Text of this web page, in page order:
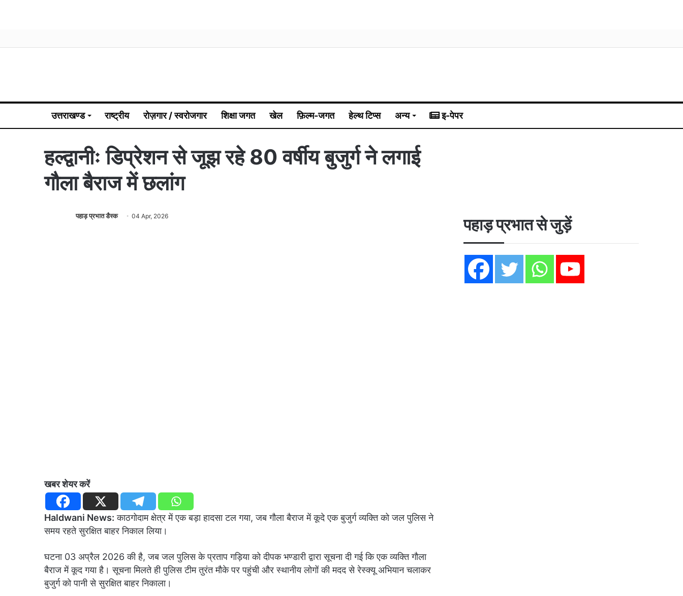
उत्तराखण्ड राष्ट्रीय रोज़गार / स्वरोजगार शिक्षा जगत खेल फ़िल्म-जगत हेल्थ टिप्स अन्य इ-पेपर
हल्द्वानीः डिप्रेशन से जूझ रहे 80 वर्षीय बुजुर्ग ने लगाई
गौला बैराज में छलांग
पहाड़ प्रभात डैस्क 04 Apr, 2026
खबर शेयर करें
Haldwani News: काठगोदाम क्षेत्र में एक बड़ा हादसा टल गया, जब गौला बैराज में कूदे एक बुजुर्ग व्यक्ति को जल पुलिस ने
समय रहते सुरक्षित बाहर निकाल लिया।
घटना 03 अप्रैल 2026 की है, जब जल पुलिस के प्रताप गड़िया को दीपक भण्डारी द्वारा सूचना दी गई कि एक व्यक्ति गौला
बैराज में कूद गया है। सूचना मिलते ही पुलिस टीम तुरंत मौके पर पहुंची और स्थानीय लोगों की मदद से रेस्क्यू अभियान चलाकर
बुजुर्ग को पानी से सुरक्षित बाहर निकाला।
पहाड़ प्रभात से जुड़ें